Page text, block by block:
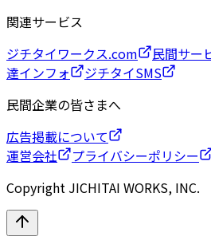
関連サービス
ジチタイワークス.com
民間サー
達インフォ
ジチタイSMS
民間企業の皆さまへ
広告掲載について
運営会社
プライバシーポリシー
Copyright JICHITAI WORKS, INC.